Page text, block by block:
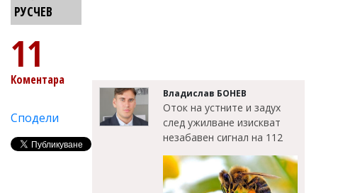
РУСЧЕВ
11
Коментара
Сподели
Владислав БОНЕВ
Оток на устните и задух
след ужилване изискват
незабавен сигнал на 112